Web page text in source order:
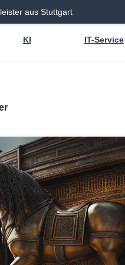
aus Stuttgart
KI IT-Service